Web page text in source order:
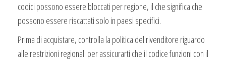
codici possono essere bloccati per regione, il che significa che
possono essere riscattati solo in paesi specifici.
Prima di acquistare, controlla la politica del rivenditore riguardo
alle restrizioni regionali per assicurarti che il codice funzioni con il